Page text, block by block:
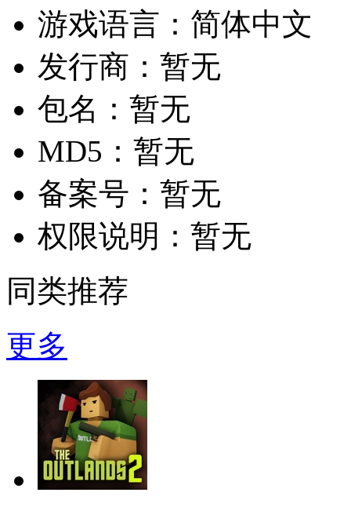
游戏语言： 简体中文
发行商： 暂无
包名： 暂无
MD5： 暂无
备案号： 暂无
权限说明： 暂无
同类推荐
更多